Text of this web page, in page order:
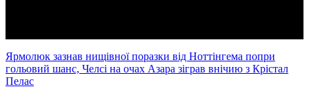
Ярмолюк зазнав нищівної поразки від Ноттінгема попри
гольовий шанс, Челсі на очах Азара зіграв внічию з Крістал
Пелас